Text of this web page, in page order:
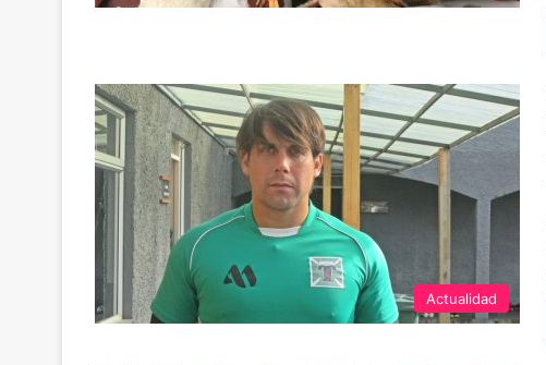
Actualidad